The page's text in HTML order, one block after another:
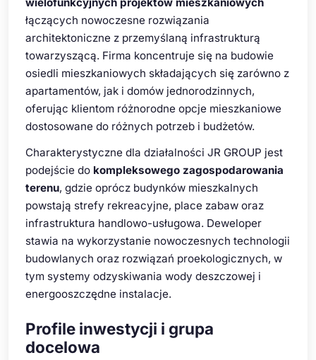
łączących nowoczesne rozwiązania
architektoniczne z przemyślaną infrastrukturą
towarzyszącą. Firma koncentruje się na budowie
osiedli mieszkaniowych składających się zarówno z
apartamentów, jak i domów jednorodzinnych,
oferując klientom różnorodne opcje mieszkaniowe
dostosowane do różnych potrzeb i budżetów.
Charakterystyczne dla działalności JR GROUP jest
podejście do kompleksowego zagospodarowania
terenu, gdzie oprócz budynków mieszkalnych
powstają strefy rekreacyjne, place zabaw oraz
infrastruktura handlowo-usługowa. Deweloper
stawia na wykorzystanie nowoczesnych technologii
budowlanych oraz rozwiązań proekologicznych, w
tym systemy odzyskiwania wody deszczowej i
energooszczędne instalacje.
Profile inwestycji i grupa
docelowa